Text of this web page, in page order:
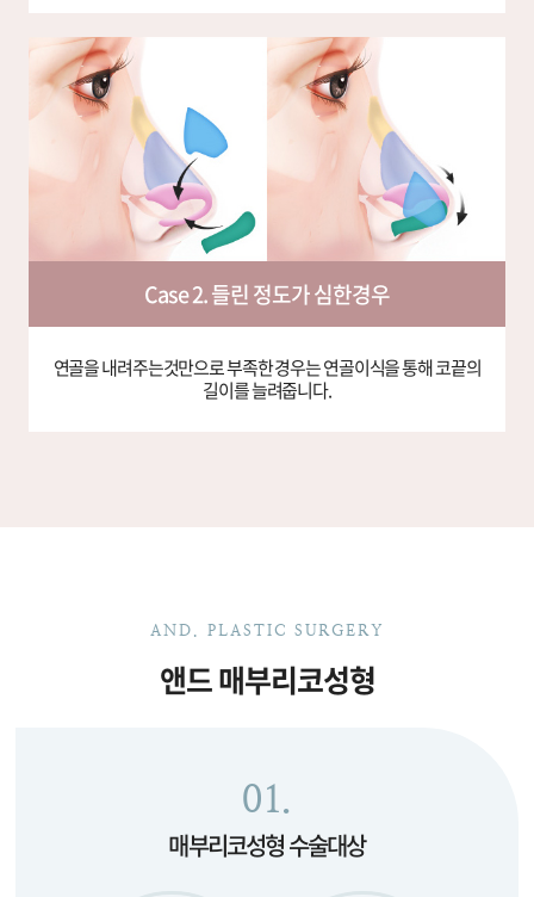
Case 2. 들린 정도가 심한경우
연골을 내려주는것만으로 부족한 경우는연골이식을 통해 코끝의
길이를 늘려줍니다.
AND. PLASTIC SURGERY
앤드 매부리코성형
01.
매부리코성형 수술대상